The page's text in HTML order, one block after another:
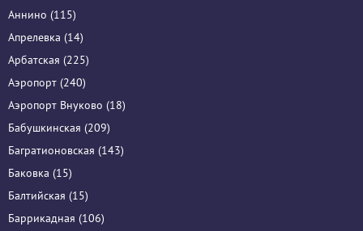
Аннино (115)
Апрелевка (14)
Арбатская (225)
Аэропорт (240)
Аэропорт Внуково (18)
Бабушкинская (209)
Багратионовская (143)
Баковка (15)
Балтийская (15)
Баррикадная (106)